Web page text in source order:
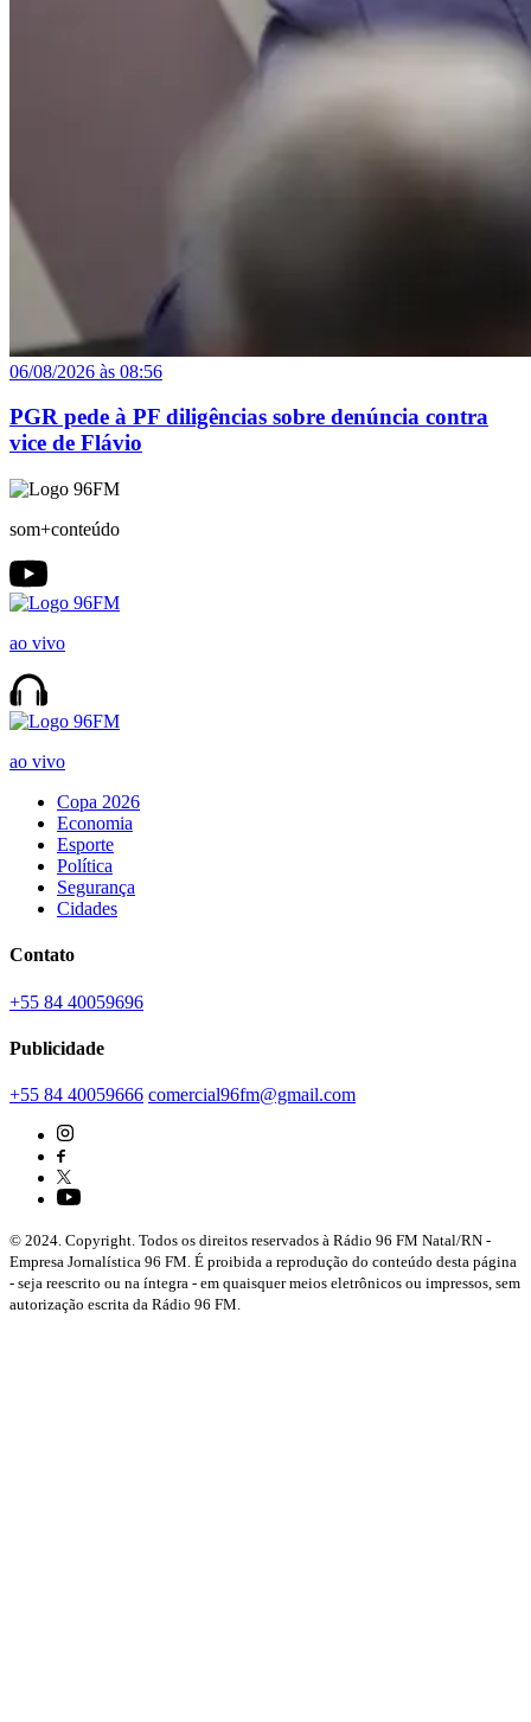
06/08/2026 às 08:56
PGR pede à PF diligências sobre denúncia contra
vice de Flávio
som+conteúdo
ao vivo
ao vivo
Copa 2026
Economia
Esporte
Política
Segurança
Cidades
Contato
+55 84 40059696
Publicidade
+55 84 40059666 comercial96fm@gmail.com
© 2024. Copyright. Todos os direitos reservados à Rádio 96 FM Natal/RN -
Empresa Jornalística 96 FM. É proibida a reprodução do conteúdo desta página
- seja reescrito ou na íntegra - em quaisquer meios eletrônicos ou impressos, sem
autorização escrita da Rádio 96 FM.